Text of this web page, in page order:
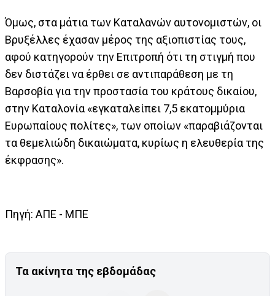
Όμως, στα μάτια των Καταλανών αυτονομιστών, οι
Βρυξέλλες έχασαν μέρος της αξιοπιστίας τους,
αφού κατηγορούν την Επιτροπή ότι τη στιγμή που
δεν διστάζει να έρθει σε αντιπαράθεση με τη
Βαρσοβία για την προστασία του κράτους δικαίου,
στην Καταλονία «εγκαταλείπει 7,5 εκατομμύρια
Ευρωπαίους πολίτες», των οποίων «παραβιάζονται
τα θεμελιώδη δικαιώματα, κυρίως η ελευθερία της
έκφρασης».
Πηγή: ΑΠΕ - ΜΠΕ
Τα ακίνητα της εβδομάδας